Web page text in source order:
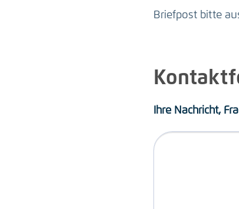
Briefpost bitte
Ihre Nachricht,